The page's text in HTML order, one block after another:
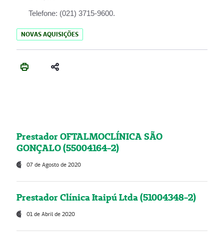
Telefone: (021) 3715-9600.
NOVAS AQUISIÇÕES
Prestador OFTALMOCLÍNICA SÃO
GONÇALO (55004164-2)
07 de Agosto de 2020
Prestador Clínica Itaipú Ltda (51004348-2)
01 de Abril de 2020